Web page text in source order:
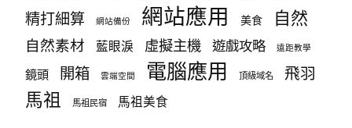
精打細算 網站備份 網站應用 美食 自然
自然素材 藍眼淚 虛擬主機 遊戲攻略 遠距教學
鏡頭 開箱 雲端空間 電腦應用 頂級域名 飛羽
馬祖 馬祖民宿 馬祖美食